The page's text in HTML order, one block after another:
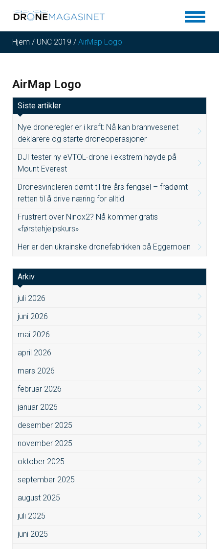
Hjem / UNC 2019 / AirMap Logo
AirMap Logo
Siste artikler
Nye droneregler er i kraft: Nå kan brannvesenet
deklarere og starte droneoperasjoner
DJI tester ny eVTOL-drone i ekstrem høyde på
Mount Everest
Dronesvindleren dømt til tre års fengsel – fradømt
retten til å drive næring for alltid
Frustrert over Ninox2? Nå kommer gratis
«førstehjelpskurs»
Her er den ukrainske dronefabrikken på Eggemoen
Arkiv
juli 2026
juni 2026
mai 2026
april 2026
mars 2026
februar 2026
januar 2026
desember 2025
november 2025
oktober 2025
september 2025
august 2025
juli 2025
juni 2025